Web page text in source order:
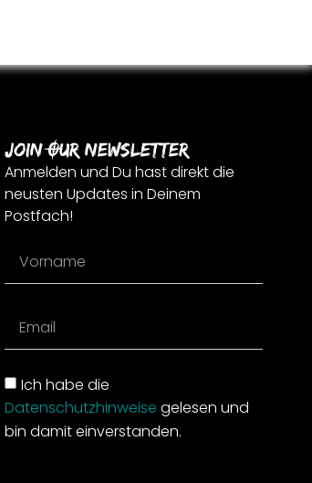
Join Our Newsletter
Anmelden und Du hast direkt die
neusten Updates in Deinem
Postfach!
Ich habe die
Datenschutzhinweise gelesen und
bin damit einverstanden.